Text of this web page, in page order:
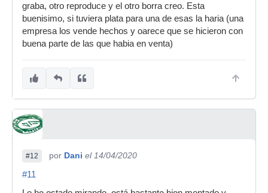
graba, otro reproduce y el otro borra creo. Esta
buenisimo, si tuviera plata para una de esas la haria (una
empresa los vende hechos y oarece que se hicieron con
buena parte de las que habia en venta)
#12 por Dani el 14/04/2020
#11